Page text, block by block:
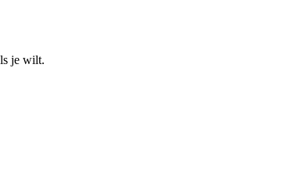
je wilt.